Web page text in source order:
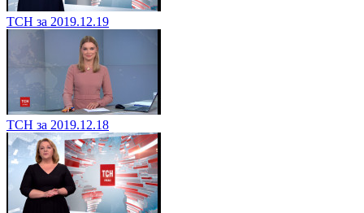
ТСН за 2019.12.19
ТСН за 2019.12.18